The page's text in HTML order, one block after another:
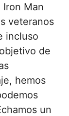
Iron Man
veteranos
incluso
de
hemos
un